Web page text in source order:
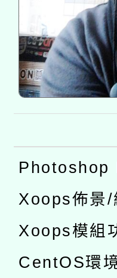
Photoshop
Xoops佈景/
Xoops模組
CentOS環